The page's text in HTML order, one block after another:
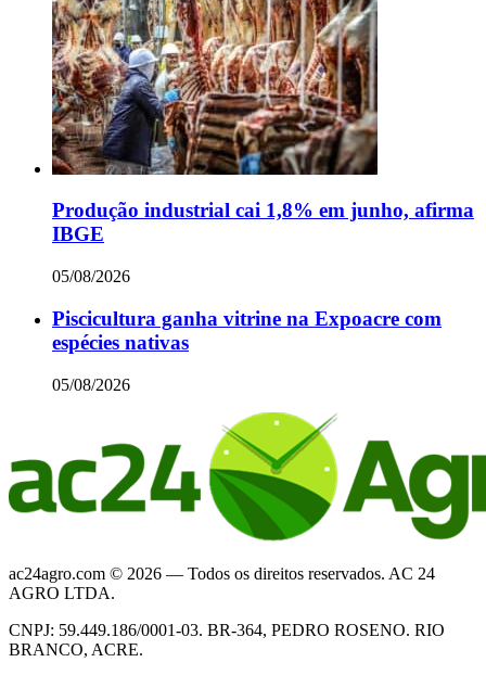
Produção industrial cai 1,8% em junho, afirma
IBGE
05/08/2026
Piscicultura ganha vitrine na Expoacre com
espécies nativas
05/08/2026
ac24agro.com © 2026 — Todos os direitos reservados. AC 24
AGRO LTDA.
CNPJ: 59.449.186/0001-03. BR-364, PEDRO ROSENO. RIO
BRANCO, ACRE.